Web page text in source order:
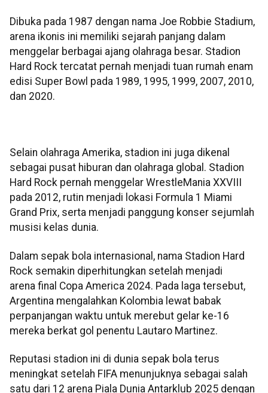
Dibuka pada 1987 dengan nama Joe Robbie Stadium,
arena ikonis ini memiliki sejarah panjang dalam
menggelar berbagai ajang olahraga besar. Stadion
Hard Rock tercatat pernah menjadi tuan rumah enam
edisi Super Bowl pada 1989, 1995, 1999, 2007, 2010,
dan 2020.
Selain olahraga Amerika, stadion ini juga dikenal
sebagai pusat hiburan dan olahraga global. Stadion
Hard Rock pernah menggelar WrestleMania XXVIII
pada 2012, rutin menjadi lokasi Formula 1 Miami
Grand Prix, serta menjadi panggung konser sejumlah
musisi kelas dunia.
Dalam sepak bola internasional, nama Stadion Hard
Rock semakin diperhitungkan setelah menjadi
arena final Copa America 2024. Pada laga tersebut,
Argentina mengalahkan Kolombia lewat babak
perpanjangan waktu untuk merebut gelar ke-16
mereka berkat gol penentu Lautaro Martinez.
Reputasi stadion ini di dunia sepak bola terus
meningkat setelah FIFA menunjuknya sebagai salah
satu dari 12 arena Piala Dunia Antarklub 2025 dengan